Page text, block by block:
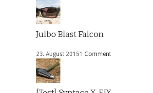
Julbo Blast Falcon
23. August 20151 Comment